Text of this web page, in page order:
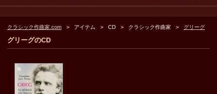
クラシック作曲家.com アイテム CD クラシック作曲家 グリーグ
グリーグのCD